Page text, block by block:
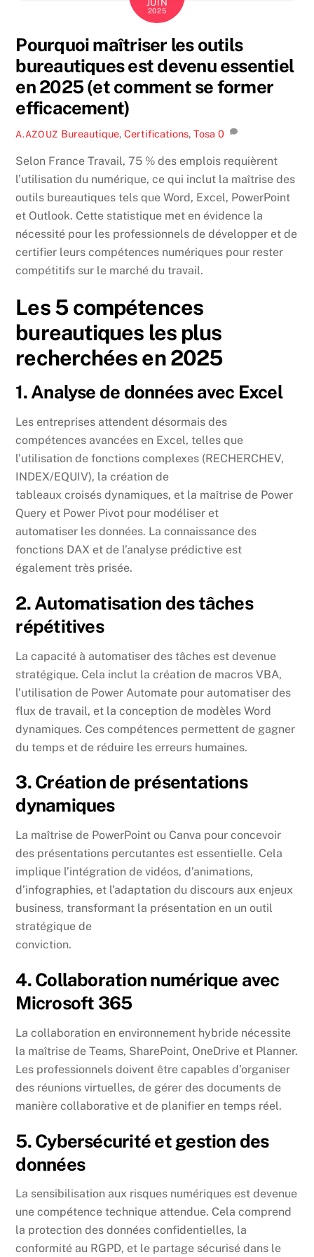
JUIN
2025
Pourquoi maîtriser les outils
bureautiques est devenu essentiel
en 2025 (et comment se former
efficacement)
A.AZOUZ Bureautique, Certifications, Tosa 0
Selon France Travail, 75 % des emplois requièrent
l’utilisation du numérique, ce qui inclut la maîtrise des
outils bureautiques tels que Word, Excel, PowerPoint
et Outlook. Cette statistique met en évidence la
nécessité pour les professionnels de développer et de
certifier leurs compétences numériques pour rester
compétitifs sur le marché du travail.
Les 5 compétences
bureautiques les plus
recherchées en 2025
1. Analyse de données avec Excel
Les entreprises attendent désormais des
compétences avancées en Excel, telles que
l’utilisation de fonctions complexes (RECHERCHEV,
INDEX/EQUIV), la création de
tableaux croisés dynamiques, et la maîtrise de Power
Query et Power Pivot pour modéliser et
automatiser les données. La connaissance des
fonctions DAX et de l’analyse prédictive est
également très prisée.
2. Automatisation des tâches
répétitives
La capacité à automatiser des tâches est devenue
stratégique. Cela inclut la création de macros VBA,
l’utilisation de Power Automate pour automatiser des
flux de travail, et la conception de modèles Word
dynamiques. Ces compétences permettent de gagner
du temps et de réduire les erreurs humaines.
3. Création de présentations
dynamiques
La maîtrise de PowerPoint ou Canva pour concevoir
des présentations percutantes est essentielle. Cela
implique l’intégration de vidéos, d’animations,
d’infographies, et l’adaptation du discours aux enjeux
business, transformant la présentation en un outil
stratégique de
conviction.
4. Collaboration numérique avec
Microsoft 365
La collaboration en environnement hybride nécessite
la maîtrise de Teams, SharePoint, OneDrive et Planner.
Les professionnels doivent être capables d’organiser
des réunions virtuelles, de gérer des documents de
manière collaborative et de planifier en temps réel.
5. Cybersécurité et gestion des
données
La sensibilisation aux risques numériques est devenue
une compétence technique attendue. Cela comprend
la protection des données confidentielles, la
conformité au RGPD, et le partage sécurisé dans le